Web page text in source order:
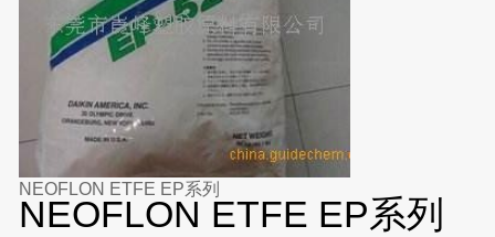
NEOFLON ETFE EP系列
NEOFLON ETFE EP系列